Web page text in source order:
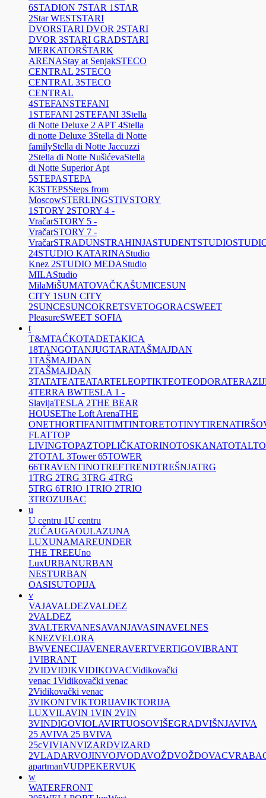
6STADION 7STAR 1 STAR
2Star WESTSTARI
DVORSTARI DVOR 2STARI
DVOR 3STARI GRADSTARI
MERKATORŠTARK
ARENAStay at SenjakSTECO
CENTRAL 2STECO
CENTRAL 3STECO
CENTRAL
4STEFANSTEFANI
1 STEFANI 2STEFANI 3Stella
di Notte Deluxe 2 APT 4Stella
di notte Deluxe 3Stella di Notte
familyStella di Notte Jaccuzzi
2Stella di Notte NušićevaStella
di Notte Superior Apt
5STEPASTEPA
K3STEPSSteps from
MoscowSTERLINGSTIVSTORY
1 STORY 2STORY 4 -
VračarSTORY 5 -
VračarSTORY 7 -
VračarSTRADUNSTRAHINJASTUDENTSTUDIO
24STUDIO KATARINAStudio
Knez 2STUDIO MEDAStudio
MILAStudio
MilaMiŠUMATOVAČKAŠUMICESUN
CITY 1 SUN CITY
2SUNCESUNCOKRETSVETOGORACSWEET
PleasureSWEET SOFIA
t
T&MTAĆKOTADETAKICA
18TANGOTANJUGTARATAŠMAJDAN
1TAŠMAJDAN
2TAŠMAJDAN
3TATATEATEATARTELEOPTIKTEOTEODORA
4TERRA BWTESLA 1 -
SlavijaTESLA 2THE BEAR
HOUSEThe Loft ArenaTHE
ONETHORTIFANITIMTINTORETOTINYTIRENA
FLATTOP
LIVINGTOPAZTOPLIČKATORINOTOSKANATOTAL
2TOTAL 3Tower 65TOWER
66TRAVENTINOTREFTRENDTREŠNJATRG
1TRG 2TRG 3TRG 4TRG
5TRG 6TRIO 1TRIO 2TRIO
3TROZUBAC
u
U centru 1U centru
2UČAUGAOULAZUNA
LUXUNAMAREUNDER
THE TREEUno
LuxURBANURBAN
NESTURBAN
OASISUTOPIJA
v
VAJAVALDEZVALDEZ
2VALDEZ
3VALTERVANESAVANJAVASINAVELNES
KNEZVELORA
BWVENECIJAVENERAVERTVERTIGOVIBRANT
1VIBRANT
2VIDVIDIKVIDIKOVACVidikovački
venac 1Vidikovački venac
2Vidikovački venac
3VIKONTVIKTORIJAVIKTORIJA
LUXVILAVIN 1VIN 2VIN
3VINDIGOVIOLAVIRTUOSOVIŠEGRADVIŠNJAVIVA
25 AVIVA 25 BVIVA
25cVIVIANVIZARDVIZARD
2VLADARVOJINVOJVODAVOŽDVOŽDOVAC
apartmanVUDPEKERVUK
w
WATERFRONT